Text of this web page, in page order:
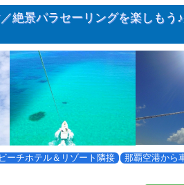
絶景パラセーリングを楽しもう
ーチホテル＆リゾート隣接
那覇空港から